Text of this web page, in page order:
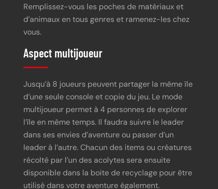
Remplissez-vous les poches de matériaux et
d’animaux en tous genres et ramenez-les chez
vous.
Aspect multijoueur
Jusqu’à 8 joueurs peuvent partager la même île
d’une seule console et copie du jeu. Le mode
multijoueur permet à 4 personnes de explorer
l’île en même temps. Il faudra suivre le leader
dans ses envies d’aventure ou passer d’un
leader à l’autre. Chacun des items ou créatures
récolté par l’un des acolytes sera ensuite
disponible dans la boite de recyclage pour être
utilisé dans votre aventure également.